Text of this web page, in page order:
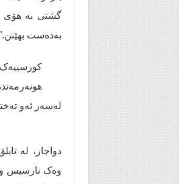
گشتی بە هۆی
بەدەست
لەسەر ئەو
دواجار، لە
وەک نارسیس و